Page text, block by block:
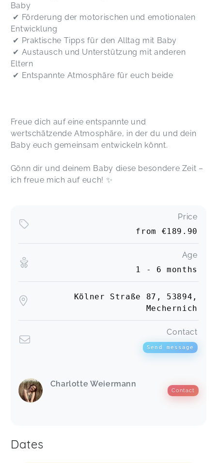
Baby
✔ Förderung der motorischen und emotionalen
Entwicklung
✔ Praktische Tipps für den Alltag mit Baby
✔ Austausch und Unterstützung mit anderen
Eltern
✔ Entspannte Atmosphäre für euch beide
Freue dich auf eine entspannte und
wertschätzende Atmosphäre, in der du und dein
Baby euch gemeinsam entwickeln könnt.
Gönn dir und deinem Baby diese besondere Zeit –
ich freue mich auf euch! ✨
Price
from €189.90
Age
1 - 6 months
Kölner Straße 87, 53894,
Mechernich
Contact
Send message
Charlotte Weiermann
Contact
Dates